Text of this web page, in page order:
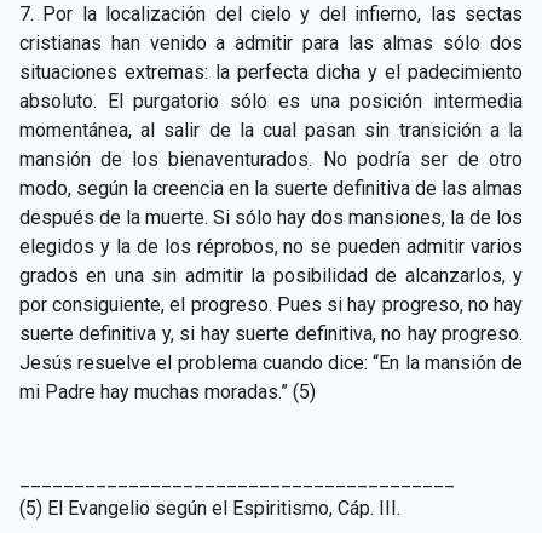
7. Por la localización del cielo y del infierno, las sectas
cristianas han venido a admitir para las almas sólo dos
situaciones extremas: la perfecta dicha y el padecimiento
absoluto. El purgatorio sólo es una posición intermedia
momentánea, al salir de la cual pasan sin transición a la
mansión de los bienaventurados. No podría ser de otro
modo, según la creencia en la suerte definitiva de las almas
después de la muerte. Si sólo hay dos mansiones, la de los
elegidos y la de los réprobos, no se pueden admitir varios
grados en una sin admitir la posibilidad de alcanzarlos, y
por consiguiente, el progreso. Pues si hay progreso, no hay
suerte definitiva y, si hay suerte definitiva, no hay progreso.
Jesús resuelve el problema cuando dice: “En la mansión de
mi Padre hay muchas moradas.” (5)
(5) El Evangelio según el Espiritismo, Cáp. III.